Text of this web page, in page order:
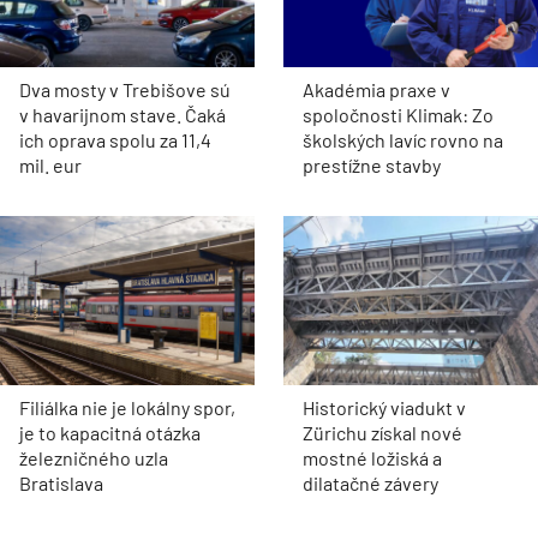
Dva mosty v Trebišove sú
v havarijnom stave. Čaká
ich oprava spolu za 11,4
mil. eur
Akadémia praxe v
spoločnosti Klimak: Zo
školských lavíc rovno na
prestížne stavby
Filiálka nie je lokálny spor,
je to kapacitná otázka
železničného uzla
Bratislava
Historický viadukt v
Zürichu získal nové
mostné ložiská a
dilatačné závery